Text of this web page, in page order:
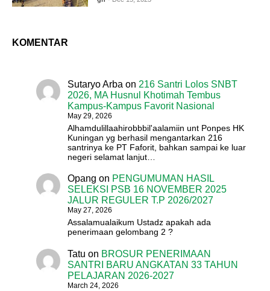
KOMENTAR
Sutaryo Arba on 216 Santri Lolos SNBT
2026, MA Husnul Khotimah Tembus
Kampus-Kampus Favorit Nasional
May 29, 2026
Alhamdulillaahirobbbil'aalamiin unt Ponpes HK
Kuningan yg berhasil mengantarkan 216
santrinya ke PT Faforit, bahkan sampai ke luar
negeri selamat lanjut…
Opang on PENGUMUMAN HASIL
SELEKSI PSB 16 NOVEMBER 2025
JALUR REGULER T.P 2026/2027
May 27, 2026
Assalamualaikum Ustadz apakah ada
penerimaan gelombang 2 ?
Tatu on BROSUR PENERIMAAN
SANTRI BARU ANGKATAN 33 TAHUN
PELAJARAN 2026-2027
March 24, 2026